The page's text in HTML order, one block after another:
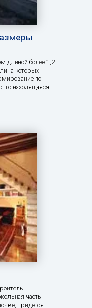
длиной более 1,2
которых
по
то находящаяся
часть
придется